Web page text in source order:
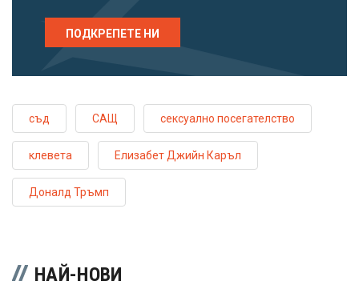
ПОДКРЕПЕТЕ НИ
съд САЩ сексуално посегателство
клевета Елизабет Джийн Каръл
Доналд Тръмп
НАЙ-НОВИ